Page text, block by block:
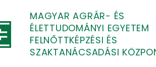
MAGYAR AGRÁR- ÉS
ÉLETTUDOMÁNYI EGYETEM
FELNŐTTKÉPZÉSI ÉS
SZAKTANÁCSADÁSI